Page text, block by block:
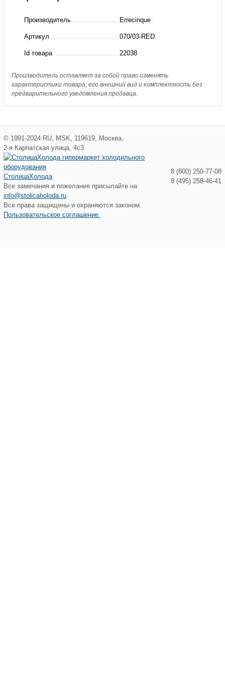
трубка
4х8.2
мм,
красная
Errecinque
Производитель Errecinque
Артикул 070/03-RED
Id товара 22038
Производитель оставляет за собой право изменять
характеристики товара, его внешний вид и комплектность без
предварительного уведомления продавца.
© 1991-2024 RU MSK 119619 Москва
2-я Карпатская улица, 4с3
СтолицаХолода
Все замечания и пожелания присылайте на
info@stolicaholoda.ru
Все права защищены и охраняются законом.
Пользовательское соглашение.
8 (800) 250-77-08
8 (495) 258-46-41